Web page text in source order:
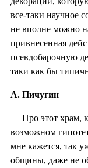
все-таки научное
не вполне можно
привнесенная
псевдобарочную
таки как бы
А. Пичугин
— Про этот храм,
возможном
мне кажется, так
общины, даже не